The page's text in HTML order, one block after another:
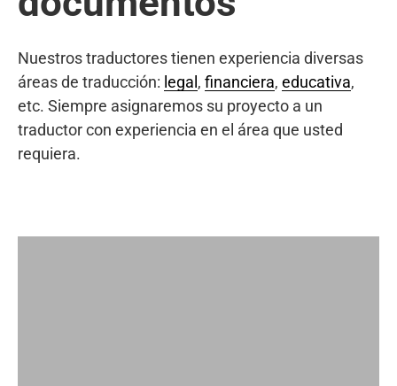
Nuestros traductores tienen experiencia diversas
áreas de traducción: legal , financiera, educativa,
etc. Siempre asignaremos su proyecto a un
traductor con experiencia en el área que usted
requiera.